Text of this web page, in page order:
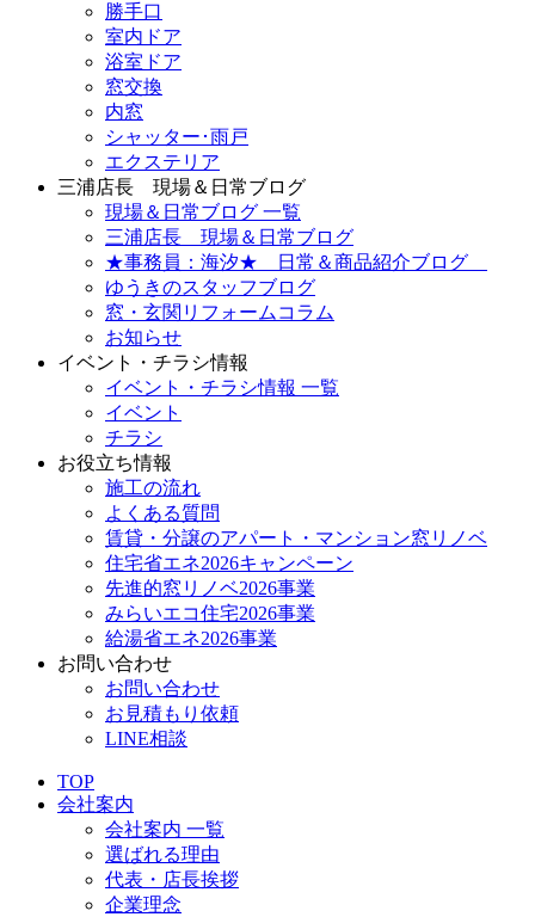
勝手口
室内ドア
浴室ドア
窓交換
内窓
シャッター･雨戸
エクステリア
三浦店長 現場＆日常ブログ
現場＆日常ブログ 一覧
三浦店長 現場＆日常ブログ
★事務員：海汐★ 日常＆商品紹介ブログ
ゆうきのスタッフブログ
窓・玄関リフォームコラム
お知らせ
イベント・チラシ情報
イベント・チラシ情報 一覧
イベント
チラシ
お役立ち情報
施工の流れ
よくある質問
賃貸・分譲のアパート・マンション窓リノベ
住宅省エネ2026キャンペーン
先進的窓リノベ2026事業
みらいエコ住宅2026事業
給湯省エネ2026事業
お問い合わせ
お問い合わせ
お見積もり依頼
LINE相談
TOP
会社案内
会社案内 一覧
選ばれる理由
代表・店長挨拶
企業理念